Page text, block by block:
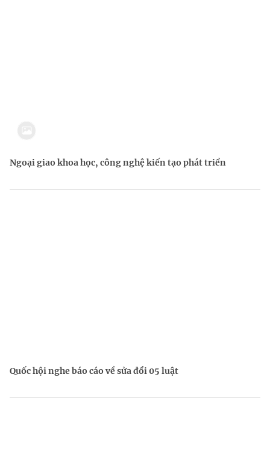
Ngoại giao khoa học, công nghệ kiến tạo phát triển
Quốc hội nghe báo cáo về sửa đổi 05 luật